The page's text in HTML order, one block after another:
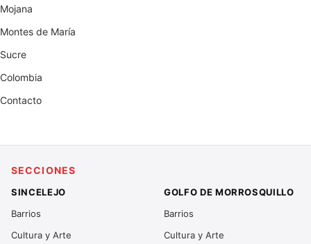
Mojana
Montes de María
Sucre
Colombia
Contacto
SECCIONES
SINCELEJO
Barrios
Cultura y Arte
GOLFO DE MORROSQUILLO
Barrios
Cultura y Arte